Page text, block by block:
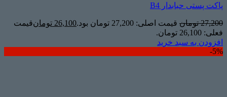
پاکت پستی حبابدار B4
27,200 تومان قیمت اصلی: 27,200 تومان بود. 26,100 تومانقیمت
فعلی: 26,100 تومان.
افزودن به سبد خرید
5%-